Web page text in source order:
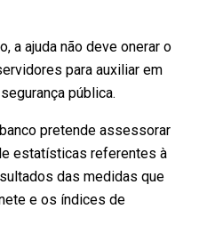
a ajuda não deve onerar o
para auxiliar em
pública.
pretende assessorar
estatísticas referentes à
das medidas que
e os índices de